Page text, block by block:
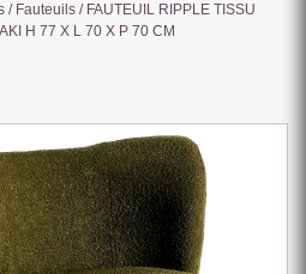
/ Fauteuils / FAUTEUIL RIPPLE TISSU
H 77 X L 70 X P 70 CM